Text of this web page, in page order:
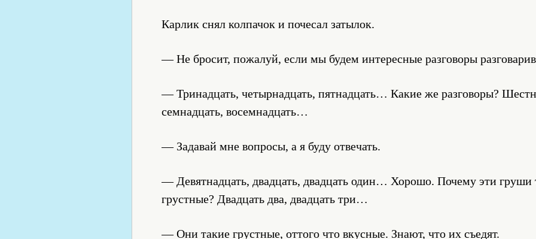
Карлик снял колпачок и почесал затылок.
— Не бросит, пожалуй, если мы будем интересные разговоры
— Тринадцать, четырнадцать, пятнадцать… Какие же разговоры?
семнадцать, восемнадцать…
— Задавай мне вопросы, а я буду отвечать.
— Девятнадцать, двадцать, двадцать один… Хорошо. Почему эти груши
грустные? Двадцать два, двадцать три…
— Они такие грустные, оттого что вкусные. Знают, что их съедят.